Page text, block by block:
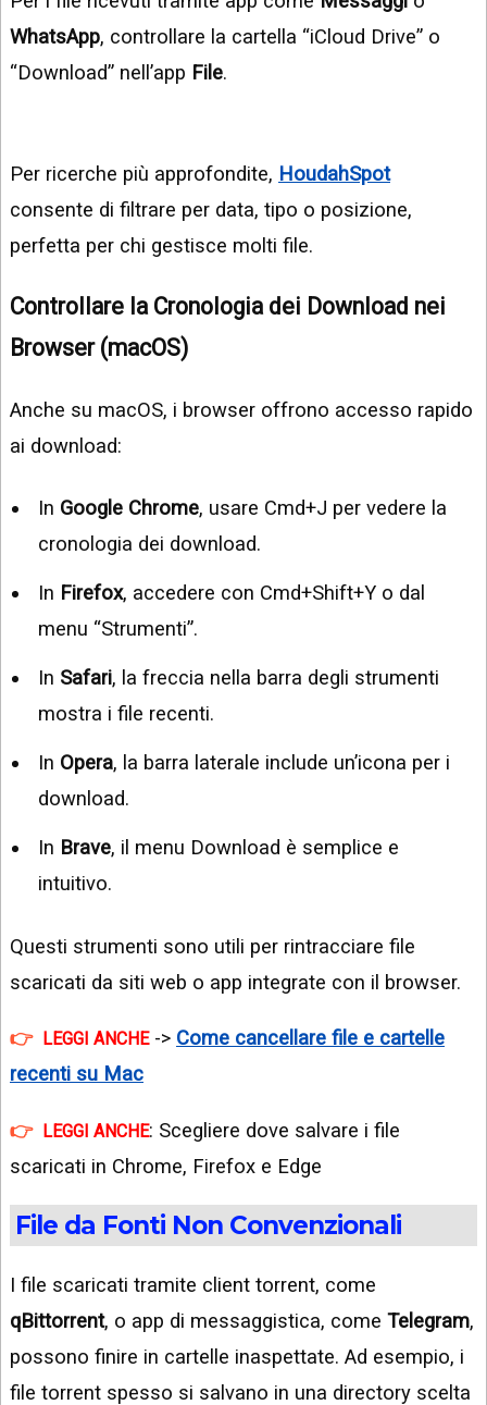
WhatsApp, controllare la cartella “iCloud Drive” o
“Download” nell’app File.
Per ricerche più approfondite, HoudahSpot
consente di filtrare per data, tipo o posizione,
perfetta per chi gestisce molti file.
Controllare la Cronologia dei Download nei
Browser (macOS)
Anche su macOS, i browser offrono accesso rapido
ai download:
In Google Chrome, usare Cmd+J per vedere la
cronologia dei download.
In Firefox, accedere con Cmd+Shift+Y o dal
menu “Strumenti”.
In Safari, la freccia nella barra degli strumenti
mostra i file recenti.
In Opera, la barra laterale include un’icona per i
download.
In Brave, il menu Download è semplice e
intuitivo.
Questi strumenti sono utili per rintracciare file
scaricati da siti web o app integrate con il browser.
LEGGI ANCHE-> Come cancellare file e cartelle
recenti su Mac
LEGGI ANCHE: Scegliere dove salvare i file
scaricati in Chrome, Firefox e Edge
File da Fonti Non Convenzionali
I file scaricati tramite client torrent, come
qBittorrent, o app di messaggistica, come Telegram,
possono finire in cartelle inaspettate. Ad esempio, i
file torrent spesso si salvano in una directory scelta